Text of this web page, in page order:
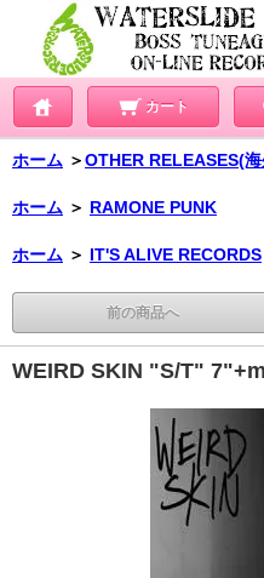
カート
ホーム ＞OTHER RELEASES(
ホーム ＞ RAMONE PUNK
ホーム ＞ IT'S ALIVE RECORDS
前の商品へ
WEIRD SKIN "S/T"